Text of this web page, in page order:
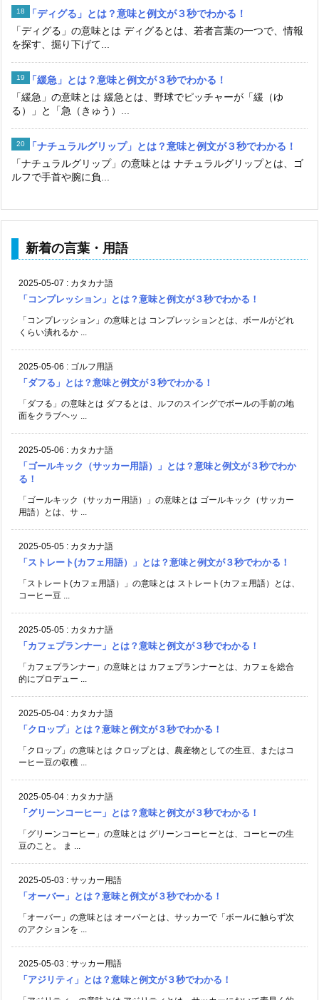
「ディグる」とは？意味と例文が３秒でわかる！
「ディグる」の意味とは ディグるとは、若者言葉の一つで、情報
を探す、掘り下げて...
「緩急」とは？意味と例文が３秒でわかる！
「緩急」の意味とは 緩急とは、野球でピッチャーが「緩（ゆ
る）」と「急（きゅう）...
「ナチュラルグリップ」とは？意味と例文が３秒でわかる！
「ナチュラルグリップ」の意味とは ナチュラルグリップとは、ゴ
ルフで手首や腕に負...
新着の言葉・用語
2025-05-07 : カタカナ語
「コンプレッション」とは？意味と例文が３秒でわかる！
「コンプレッション」の意味とは コンプレッションとは、ボールがどれ
くらい潰れるか ...
2025-05-06 : ゴルフ用語
「ダフる」とは？意味と例文が３秒でわかる！
「ダフる」の意味とは ダフるとは、ルフのスイングでボールの手前の地
面をクラブヘッ ...
2025-05-06 : カタカナ語
「ゴールキック（サッカー用語）」とは？意味と例文が３秒でわか
る！
「ゴールキック（サッカー用語）」の意味とは ゴールキック（サッカー
用語）とは、サ ...
2025-05-05 : カタカナ語
「ストレート(カフェ用語）」とは？意味と例文が３秒でわかる！
「ストレート(カフェ用語）」の意味とは ストレート(カフェ用語）とは、
コーヒー豆 ...
2025-05-05 : カタカナ語
「カフェプランナー」とは？意味と例文が３秒でわかる！
「カフェプランナー」の意味とは カフェプランナーとは、カフェを総合
的にプロデュー ...
2025-05-04 : カタカナ語
「クロップ」とは？意味と例文が３秒でわかる！
「クロップ」の意味とは クロップとは、農産物としての生豆、またはコ
ーヒー豆の収穫 ...
2025-05-04 : カタカナ語
「グリーンコーヒー」とは？意味と例文が３秒でわかる！
「グリーンコーヒー」の意味とは グリーンコーヒーとは、コーヒーの生
豆のこと。 ま ...
2025-05-03 : サッカー用語
「オーバー」とは？意味と例文が３秒でわかる！
「オーバー」の意味とは オーバーとは、サッカーで「ボールに触らず次
のアクションを ...
2025-05-03 : サッカー用語
「アジリティ」とは？意味と例文が３秒でわかる！